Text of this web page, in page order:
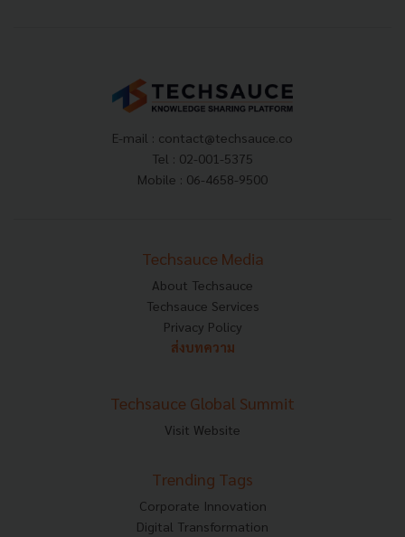
E-mail : contact@techsauce.co
Tel : 02-001-5375
Mobile : 06-4658-9500
Techsauce Media
About Techsauce
Techsauce Services
Privacy Policy
ส่งบทความ
Techsauce Global Summit
Visit Website
Trending Tags
Corporate Innovation
Digital Transformation